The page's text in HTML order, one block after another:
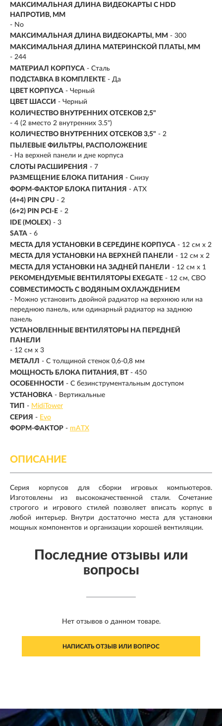
МАКСИМАЛЬНАЯ ДЛИНА ВИДЕОКАРТЫ С HDD
НАПРОТИВ, ММ
- No
МАКСИМАЛЬНАЯ ДЛИНА ВИДЕОКАРТЫ, ММ - 300
МАКСИМАЛЬНАЯ ДЛИНА МАТЕРИНСКОЙ ПЛАТЫ, ММ
- 244
МАТЕРИАЛ КОРПУСА - Сталь
ПОДСТАВКА В КОМПЛЕКТЕ - Да
ЦВЕТ КОРПУСА - Черный
ЦВЕТ ШАССИ - Черный
КОЛИЧЕСТВО ВНУТРЕННИХ ОТСЕКОВ 2,5"
- 4 (2 вместо 2 внутренних 3.5")
КОЛИЧЕСТВО ВНУТРЕННИХ ОТСЕКОВ 3,5" - 2
ПЫЛЕВЫЕ ФИЛЬТРЫ, РАСПОЛОЖЕНИЕ
- На верхней панели и дне корпуса
СЛОТЫ РАСШИРЕНИЯ - 7
РАЗМЕЩЕНИЕ БЛОКА ПИТАНИЯ - Снизу
ФОРМ-ФАКТОР БЛОКА ПИТАНИЯ - ATX
(4+4) PIN CPU - 2
(6+2) PIN PCI-E - 2
IDE (MOLEX) - 3
SATA - 6
МЕСТА ДЛЯ УСТАНОВКИ В СЕРЕДИНЕ КОРПУСА - 12 см x 2
МЕСТА ДЛЯ УСТАНОВКИ НА ВЕРXНЕЙ ПАНЕЛИ - 12 см x 2
МЕСТА ДЛЯ УСТАНОВКИ НА ЗАДНЕЙ ПАНЕЛИ - 12 см x 1
РЕКОМЕНДУЕМЫЕ ВЕНТИЛЯТОРЫ EXEGATE - 12 см, СВО
СОВМЕСТИМОСТЬ С ВОДЯНЫМ ОХЛАЖДЕНИЕМ
- Можно установить двойной радиатор на верхнюю или на
переднюю панель, или одинарный радиатор на заднюю
панель
УСТАНОВЛЕННЫЕ ВЕНТИЛЯТОРЫ НА ПЕРЕДНЕЙ
ПАНЕЛИ
- 12 см x 3
МЕТАЛЛ - С толщиной стенок 0,6-0,8 мм
МОЩНОСТЬ БЛОКА ПИТАНИЯ, ВТ - 450
ОСОБЕННОСТИ - С безинструментальным доступом
УСТАНОВКА - Вертикальные
ТИП - MidiTower
СЕРИЯ - Evo
ФОРМ-ФАКТОР - mATX
ОПИСАНИЕ
Серия корпусов для сборки игровых компьютеров.
Изготовлены из высококачественной стали. Сочетание
строгого и игрового стилей позволяет вписать корпус в
любой интерьер. Внутри достаточно места для установки
мощных компонентов и организации хорошей вентиляции.
Последние отзывы или
вопросы
Нет отзывов о данном товаре.
НАПИСАТЬ ОТЗЫВ ИЛИ ВОПРОС